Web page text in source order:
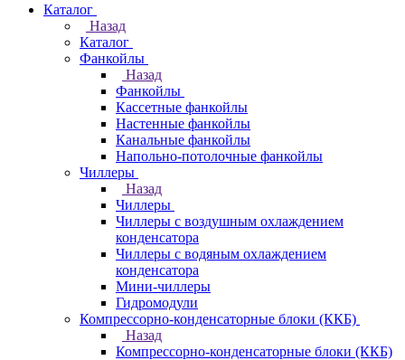
Каталог
Назад
Каталог
Фанкойлы
Назад
Фанкойлы
Кассетные фанкойлы
Настенные фанкойлы
Канальные фанкойлы
Напольно-потолочные фанкойлы
Чиллеры
Назад
Чиллеры
Чиллеры с воздушным охлаждением
конденсатора
Чиллеры с водяным охлаждением
конденсатора
Мини-чиллеры
Гидромодули
Компрессорно-конденсаторные блоки (ККБ)
Назад
Компрессорно-конденсаторные блоки (ККБ)